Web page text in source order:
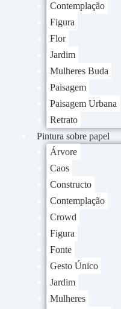
Contemplação
Figura
Flor
Jardim
Mulheres Buda
Paisagem
Paisagem Urbana
Retrato
Pintura sobre papel
Árvore
Caos
Constructo
Contemplação
Crowd
Figura
Fonte
Gesto Único
Jardim
Mulheres